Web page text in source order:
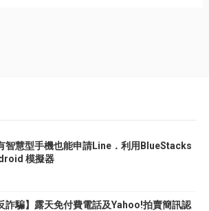
智慧型手機也能申請Line．利用BlueStacks
模擬器
詐騙】露天免付費電話及Yahoo!拍賣簡訊認